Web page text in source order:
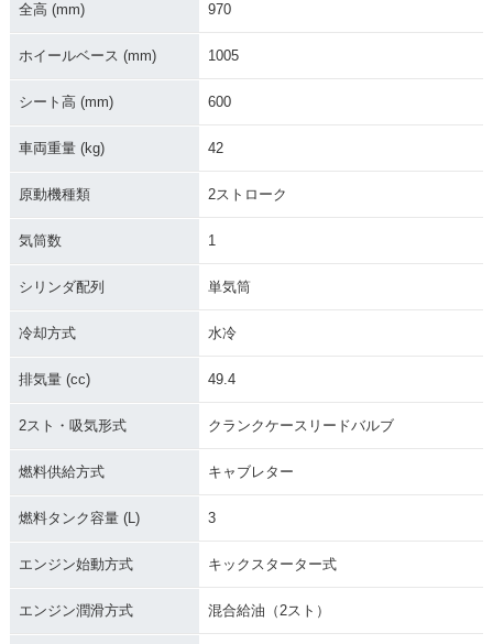
全高 (mm) 970
ホイールベース (mm) 1005
シート高 (mm) 600
車両重量 (kg) 42
原動機種類 2ストローク
気筒数 1
シリンダ配列 単気筒
冷却方式 水冷
排気量 (cc) 49.4
2スト・吸気形式 クランクケースリードバルブ
燃料供給方式 キャブレター
燃料タンク容量 (L) 3
エンジン始動方式 キックスターター式
エンジン潤滑方式 混合給油（2スト）